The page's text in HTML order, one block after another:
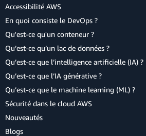
Accessibilité AWS
En quoi consiste le DevOps ?
Qu'est-ce qu'un conteneur ?
Qu’est-ce qu’un lac de données ?
Qu’est-ce que l’intelligence artificielle (IA) ?
Qu’est-ce que l’IA générative ?
Qu’est-ce que le machine learning (ML) ?
Sécurité dans le cloud AWS
Nouveautés
Blogs